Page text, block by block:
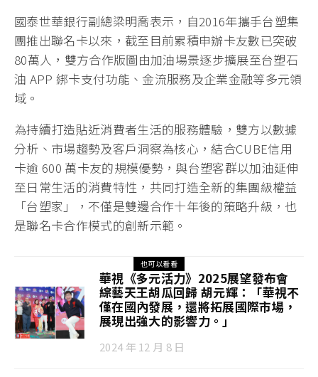
國泰世華銀行副總梁明喬表示，自2016年攜手台塑集
團推出聯名卡以來，截至目前累積申辦卡友數已突破
80萬人，雙方合作版圖由加油場景逐步擴展至台塑石
油 APP 綁卡支付功能、金流服務及企業金融等多元領
域。
為持續打造貼近消費者生活的服務體驗，雙方以數據
分析、市場趨勢及客戶洞察為核心，結合CUBE信用
卡逾 600 萬卡友的規模優勢，與台塑客群以加油延伸
至日常生活的消費特性，共同打造全新的集團級權益
「台塑家」，不僅是雙邊合作十年後的策略升級，也
是聯名卡合作模式的創新示範。
也可以看看
華視《多元活力》2025展望發布會
綜藝天王胡瓜回歸 胡元輝：「華視不
僅在國內發展，還將拓展國際市場，
展現出強大的影響力。」
2024 年 12 月 8 日